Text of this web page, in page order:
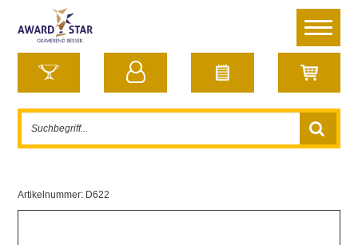
Artikelnummer: D622